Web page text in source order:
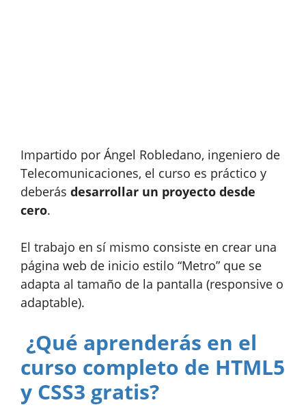
Impartido por Ángel Robledano, ingeniero de
Telecomunicaciones, el curso es práctico y
deberás desarrollar un proyecto desde
cero.
El trabajo en sí mismo consiste en crear una
página web de inicio estilo “Metro” que se
adapta al tamaño de la pantalla (responsive o
adaptable).
¿Qué aprenderás en el
curso completo de HTML5
y CSS3 gratis?